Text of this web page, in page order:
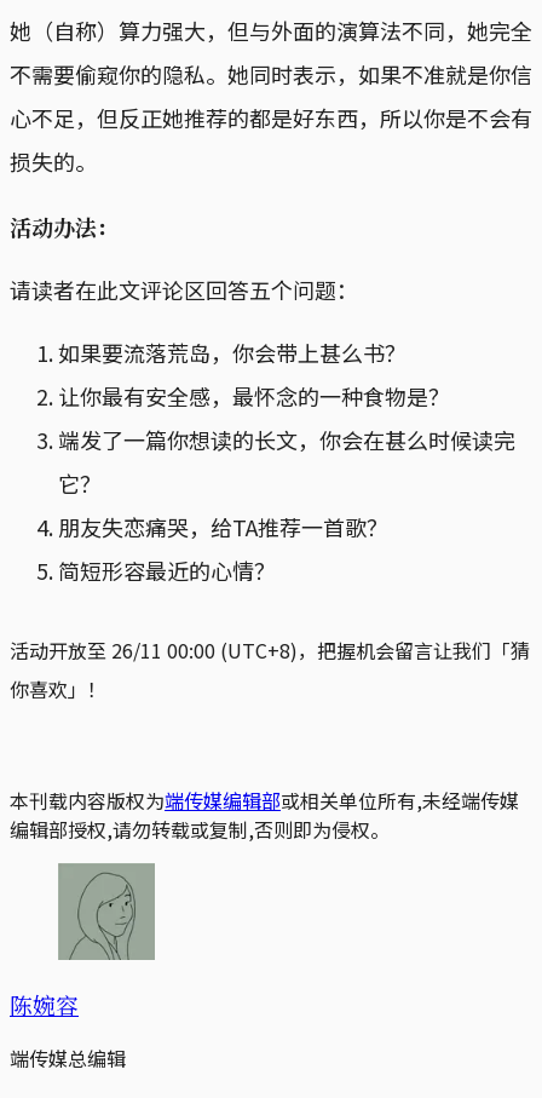
她（自称）算力强大，但与外面的演算法不同，她完全
不需要偷窥你的隐私。她同时表示，如果不准就是你信
心不足，但反正她推荐的都是好东西，所以你是不会有
损失的。
活动办法：
请读者在此文评论区回答五个问题：
如果要流落荒岛，你会带上甚么书？
让你最有安全感，最怀念的一种食物是？
端发了一篇你想读的长文，你会在甚么时候读完
它？
朋友失恋痛哭，给TA推荐一首歌？
简短形容最近的心情？
活动开放至 26/11 00:00 (UTC+8)，把握机会留言让我们「猜
你喜欢」！
本刊载内容版权为端传媒编辑部或相关单位所有,未经端传媒
编辑部授权,请勿转载或复制,否则即为侵权。
陈婉容
端传媒总编辑